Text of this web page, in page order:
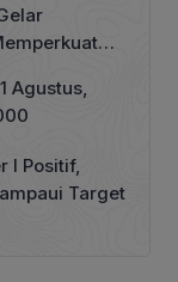
Agustus,
I Positif,
Target